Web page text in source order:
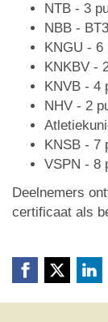
NTB - 3
NBB -
KNGU - 6
KNKBV -
KNVB - 4
NHV - 2
KNSB - 7
VSPN - 8
Deelnemers
certificaat als